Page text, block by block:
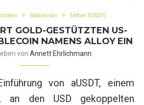
Stablecoin Tether (USDT)
GOLD-GESTÜTZTEN US-
NAMENS ALLOY EIN
von Annett Ehrlichmann
von aUSDT, einem
an den USD gekoppelten